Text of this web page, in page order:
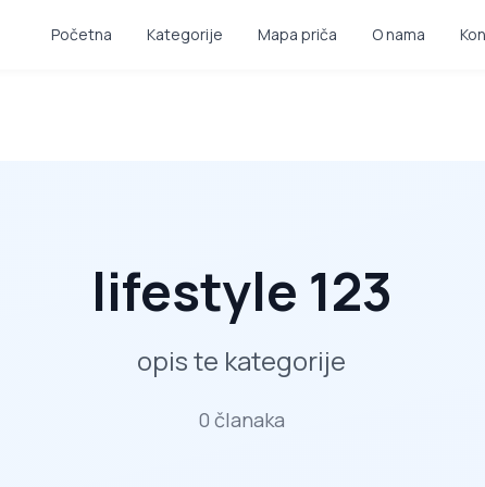
Početna Kategorije Mapa priča O nama
lifestyle 123
opis te kategorije
0 članaka